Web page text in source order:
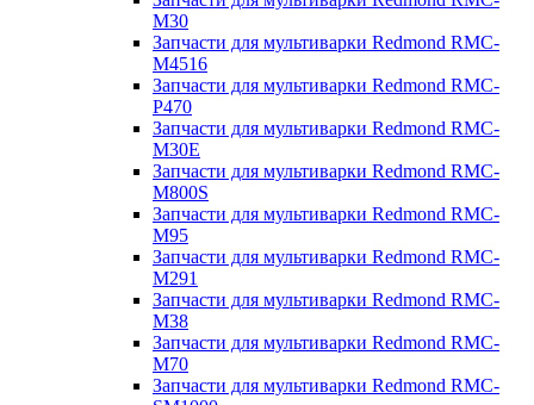
M30
Запчасти для мультиварки Redmond RMC-
M4516
Запчасти для мультиварки Redmond RMC-
P470
Запчасти для мультиварки Redmond RMC-
M30E
Запчасти для мультиварки Redmond RMC-
M800S
Запчасти для мультиварки Redmond RMC-
M95
Запчасти для мультиварки Redmond RMC-
M291
Запчасти для мультиварки Redmond RMC-
M38
Запчасти для мультиварки Redmond RMC-
M70
Запчасти для мультиварки Redmond RMC-